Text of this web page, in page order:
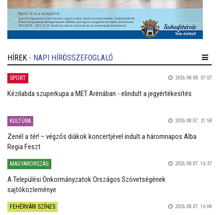
HÍREK - NAPI HÍRÖSSZEFOGLALÓ
SPORT 2026.08.08. 07:07
Kézilabda szuperkupa a MET Arénában - elindult a jegyértékesítés
KULTÚRA 2026.08.07. 21:58
Zenél a tér! – végzős diákok koncertjével indult a háromnapos Alba
Regia Feszt
MAGYARORSZÁG 2026.08.07. 16:37
A Települési Önkormányzatok Országos Szövetségének
sajtóközleménye
FEHÉRVÁRI SZÍNES 2026.08.07. 16:04